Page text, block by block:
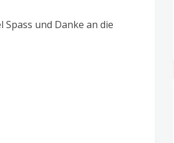
und Danke an die